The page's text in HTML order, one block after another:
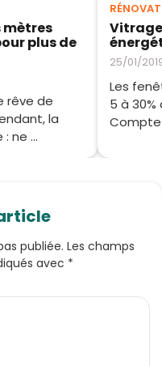
mètres
plus de
rêve de
la
ne ...
25/01/
Les
5 à
Compte
publiée. Les champs
avec *